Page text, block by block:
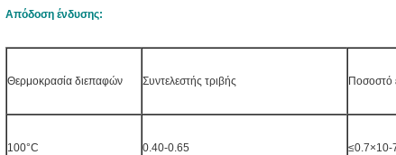
Απόδοση ένδυσης:
Θερμοκρασία διεπαφών Συντελεστής τριβής Ποσοστό
100°C 0.40-0.65 ≤0.7×10-